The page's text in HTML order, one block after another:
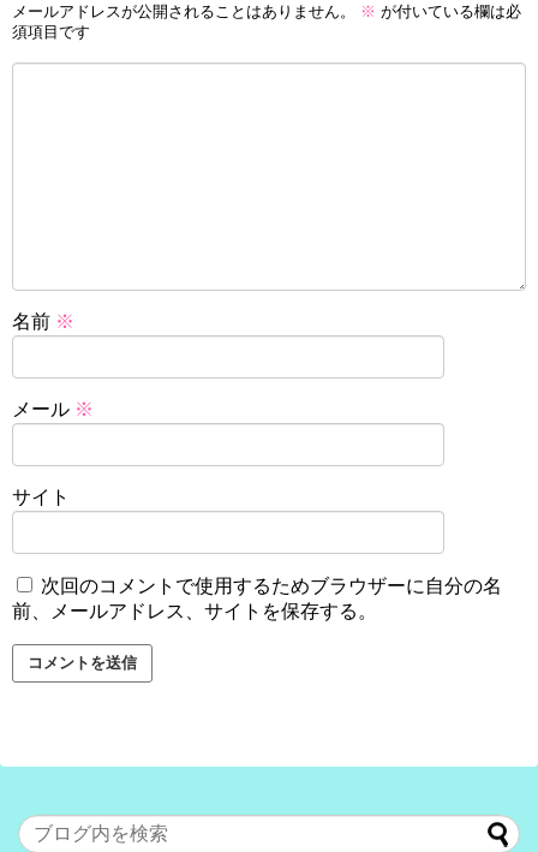
メールアドレスが公開されることはありません。 ※ が付いている欄は必
須項目です
名前 ※
メール ※
サイト
次回のコメントで使用するためブラウザーに自分の名
前、メールアドレス、サイトを保存する。